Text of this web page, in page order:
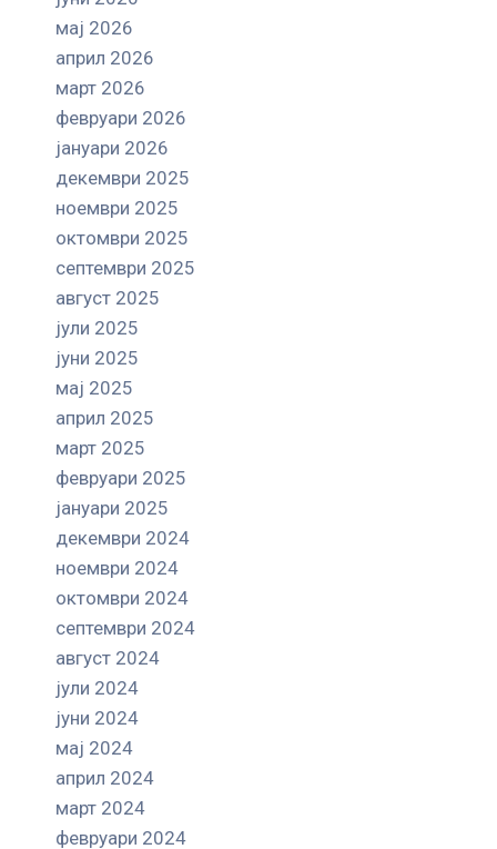
мај 2026
април 2026
март 2026
февруари 2026
јануари 2026
декември 2025
ноември 2025
октомври 2025
септември 2025
август 2025
јули 2025
јуни 2025
мај 2025
април 2025
март 2025
февруари 2025
јануари 2025
декември 2024
ноември 2024
октомври 2024
септември 2024
август 2024
јули 2024
јуни 2024
мај 2024
април 2024
март 2024
февруари 2024